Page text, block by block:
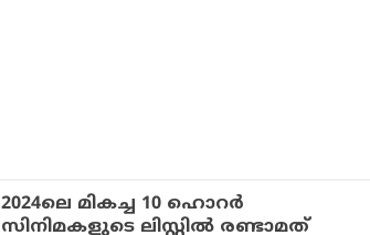
2024ലെ മികച്ച 10 ഹൊറര്‍
സിനിമകളുടെ ലിസ്റ്റില്‍ രണ്ടാമത്